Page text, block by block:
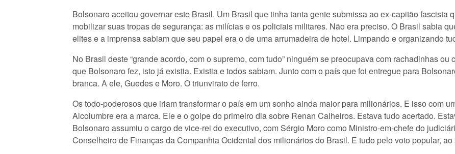
Bolsonaro aceitou governar este Brasil. Um Brasil que tinha tanta gente submissa ao ex-capitão fascista
mobilizar suas tropas de segurança: as milícias e os policiais militares. Não era preciso. O Brasil sabia
elites e a imprensa sabiam que seu papel era o de uma arrumadeira de hotel. Limpando e organizando
No Brasil deste “grande acordo, com o supremo, com tudo” ninguém se preocupava com rachadinhas
que Bolsonaro fez, isto já existia. Existia e todos sabiam. Junto com o país que foi entregue para
branca. A ele, Guedes e Moro. O triunvirato de ferro.
Os todo-poderosos que iriam transformar o país em um sonho ainda maior para milionários. E isso com
Alcolumbre era a marca. Ele e o golpe do primeiro dia sobre Renan Calheiros. Estava tudo acertado.
Bolsonaro assumiu o cargo de vice-rei do executivo, com Sérgio Moro como Ministro-em-chefe do
Conselheiro de Finanças da Companhia Ocidental dos milionários do Brasil. E tudo pelo voto popular,